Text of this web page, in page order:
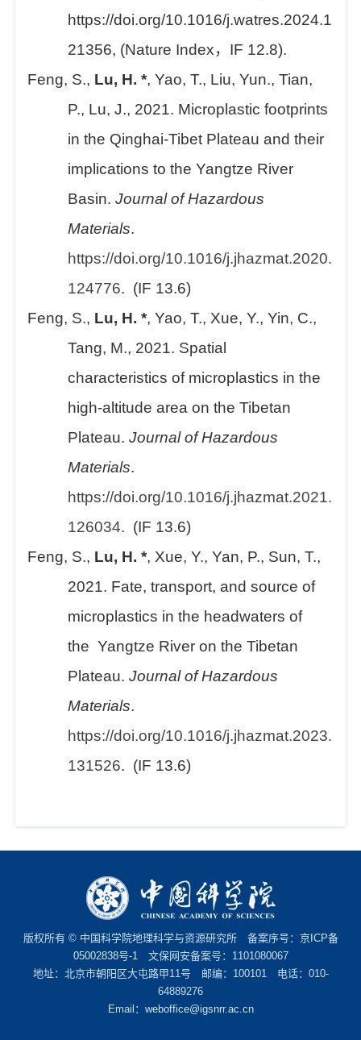
https://doi.org/10.1016/j.watres.2024.1
21356, (Nature Index，IF 12.8).
Feng, S., Lu, H. *, Yao, T., Liu, Yun., Tian,
P., Lu, J., 2021. Microplastic footprints
in the Qinghai-Tibet Plateau and their
implications to the Yangtze River
Basin.Journal of Hazardous
Materials.
https://doi.org/10.1016/j.jhazmat.2020.
124776. (IF 13.6)
Feng, S., Lu, H. *, Yao, T., Xue, Y., Yin, C.,
Tang, M., 2021. Spatial
characteristics of microplastics in the
high-altitude area on the Tibetan
Plateau.Journal of Hazardous
Materials.
https://doi.org/10.1016/j.jhazmat.2021.
126034. (IF 13.6)
Feng, S., Lu, H. *, Xue, Y., Yan, P., Sun, T.,
2021. Fate, transport, and source of
microplastics in the headwaters of
the Yangtze River on the Tibetan
Plateau.Journal of Hazardous
Materials.
https://doi.org/10.1016/j.jhazmat.2023.
131526. (IF 13.6)
版权所有 © 中国科学院地理科学与资源研究所 备案序号： 京ICP备
05002838号-1文保网安备案号：1101080067
地址：北京市朝阳区大屯路甲11号 邮编：100101 电话：010-
64889276
Email： weboffice@igsnrr.ac.cn